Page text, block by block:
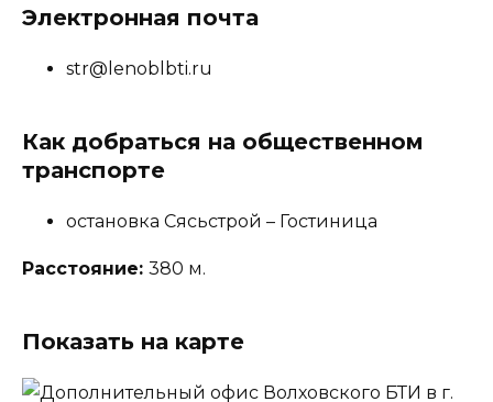
Электронная почта
str@lenoblbti.ru
Как добраться на общественном
транспорте
остановка Сясьстрой – Гостиница
Расстояние: 380 м.
Показать на карте